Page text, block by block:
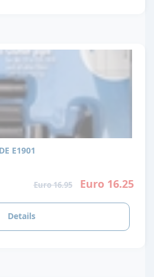
JBL OUTSET 19/25 WIDE E1901
Euro 16.95 Euro 16.25
Details